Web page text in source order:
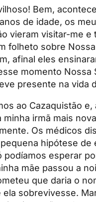
Bem,
de idade, os
vieram visitar-me e
folheto sobre
afinal eles
momento Nossa
presente na vida
ao Cazaquistão e,
minha irmã mais
Os médicos
hipótese de
podíamos esperar
mãe passou a
que daria o
ela sobrevivesse.